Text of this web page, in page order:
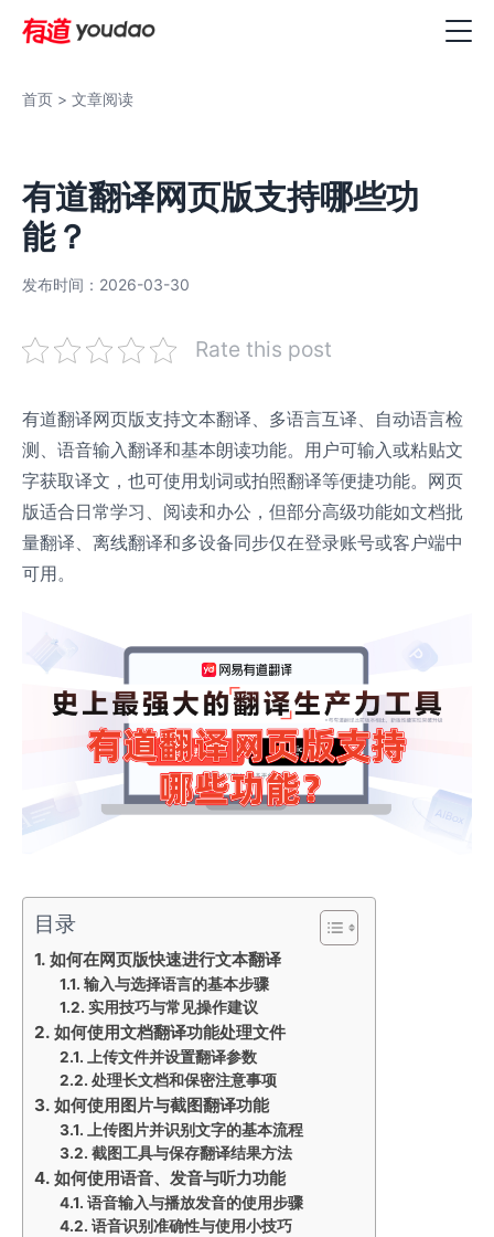
首页 > 文章阅读
有道翻译网页版支持哪些功
能？
发布时间：2026-03-30
Rate this post
有道翻译网页版支持文本翻译、多语言互译、自动语言检
测、语音输入翻译和基本朗读功能。用户可输入或粘贴文
字获取译文，也可使用划词或拍照翻译等便捷功能。网页
版适合日常学习、阅读和办公，但部分高级功能如文档批
量翻译、离线翻译和多设备同步仅在登录账号或客户端中
可用。
目录
如何在网页版快速进行文本翻译
输入与选择语言的基本步骤
实用技巧与常见操作建议
如何使用文档翻译功能处理文件
上传文件并设置翻译参数
处理长文档和保密注意事项
如何使用图片与截图翻译功能
上传图片并识别文字的基本流程
截图工具与保存翻译结果方法
如何使用语音、发音与听力功能
语音输入与播放发音的使用步骤
语音识别准确性与使用小技巧